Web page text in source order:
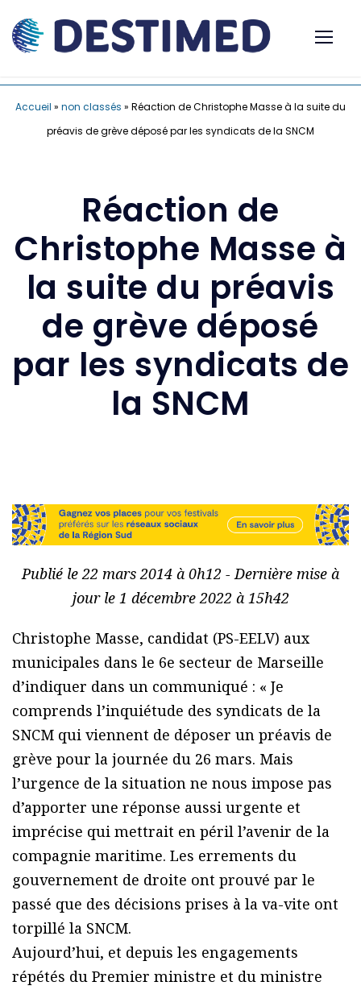
Accueil » non classés » Réaction de Christophe Masse à la suite du
préavis de grève déposé par les syndicats de la SNCM
Réaction de
Christophe Masse à
la suite du préavis
de grève déposé
par les syndicats de
la SNCM
Publié le 22 mars 2014 à 0h12 - Dernière mise à
jour le 1 décembre 2022 à 15h42
Christophe Masse, candidat (PS-EELV) aux
municipales dans le 6e secteur de Marseille
d’indiquer dans un communiqué : « Je
comprends l’inquiétude des syndicats de la
SNCM qui viennent de déposer un préavis de
grève pour la journée du 26 mars. Mais
l’urgence de la situation ne nous impose pas
d’apporter une réponse aussi urgente et
imprécise qui mettrait en péril l’avenir de la
compagnie maritime. Les errements du
gouvernement de droite ont prouvé par le
passé que des décisions prises à la va-vite ont
torpillé la SNCM.
Aujourd’hui, et depuis les engagements
répétés du Premier ministre et du ministre